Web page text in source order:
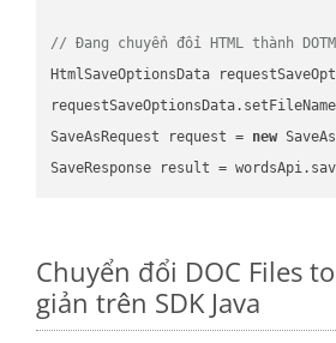
// Đang chuyển đổi HTML thành DOTM
HtmlSaveOptionsData
SaveAsRequest request = new
Chuyển đổi DOC Files
giản trên SDK Java